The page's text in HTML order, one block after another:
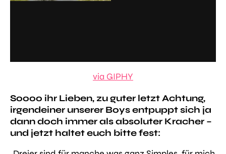
via GIPHY
Soooo ihr Lieben, zu guter letzt Achtung,
irgendeiner unserer Boys entpuppt sich ja
dann doch immer als absoluter Kracher –
und jetzt haltet euch bitte fest: